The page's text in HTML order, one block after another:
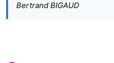
Bertrand BIGAUD